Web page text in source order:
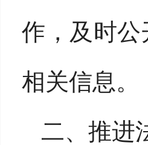
作，及时
相关信息。
二、推进